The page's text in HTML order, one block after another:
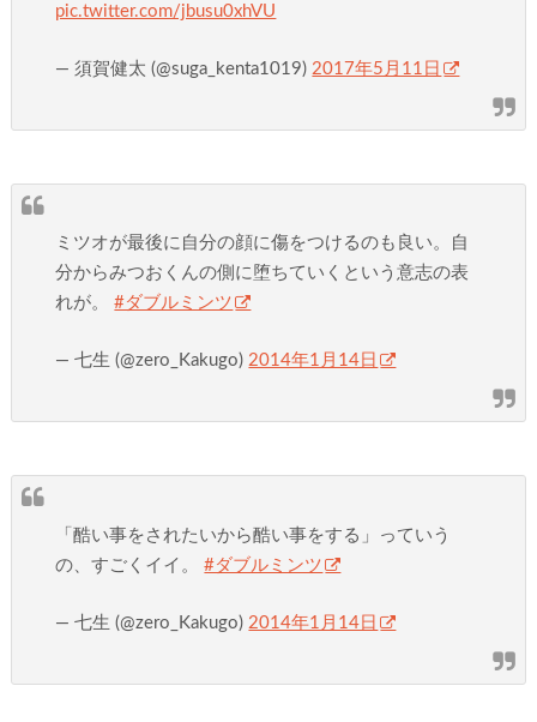
pic.twitter.com/jbusu0xhVU
— 須賀健太 (@suga_kenta1019) 2017年5月11日
ミツオが最後に自分の顔に傷をつけるのも良い。自
分からみつおくんの側に堕ちていくという意志の表
れが。#ダブルミンツ
— 七生 (@zero_Kakugo)2014年1月14日
「酷い事をされたいから酷い事をする」っていう
の、すごくイイ。#ダブルミンツ
— 七生 (@zero_Kakugo) 2014年1月14日